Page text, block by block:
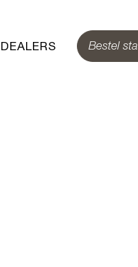
DEALERS Bestel